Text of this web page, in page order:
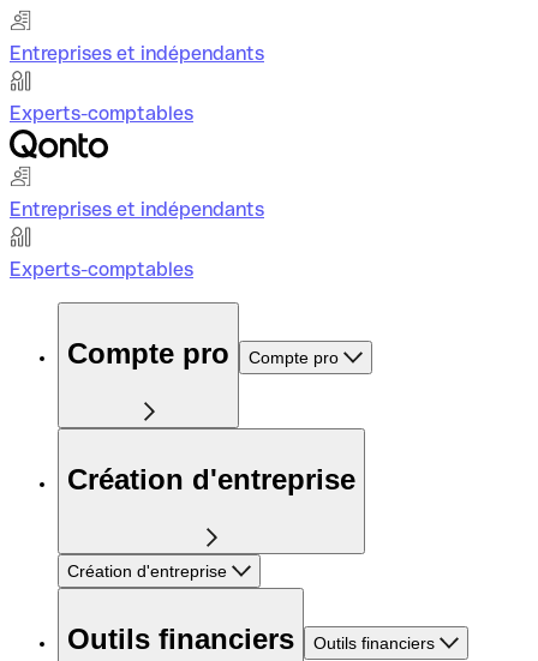
Entreprises et indépendants
Experts-comptables
Entreprises et indépendants
Experts-comptables
Compte pro Compte pro
Création d'entreprise
Création d'entreprise
Outils financiers Outils financiers